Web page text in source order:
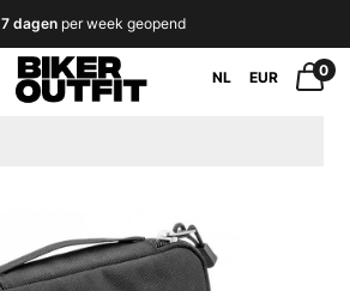
7 dagenper week geopend
NL EUR 0